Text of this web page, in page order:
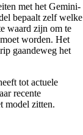
met het Gemini-
bepaalt zelf welke
waard zijn om te
worden. Het
gaandeweg het
tot actuele
recente
model zitten.